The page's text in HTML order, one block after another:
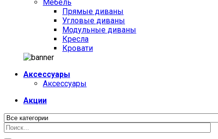
Мебель
Прямые диваны
Угловые диваны
Модульные диваны
Кресла
Кровати
Аксессуары
Аксессуары
Акции